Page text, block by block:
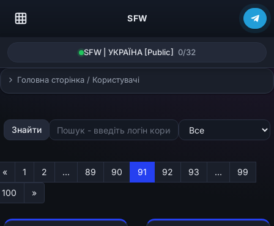
SFW
SFW | УКРАЇНА [Public] 0/32
Головна сторінка / Користувачі
Знайти
«Первая
1 2 ... 89 90 91 92 93 ...
99
100
»Последняя